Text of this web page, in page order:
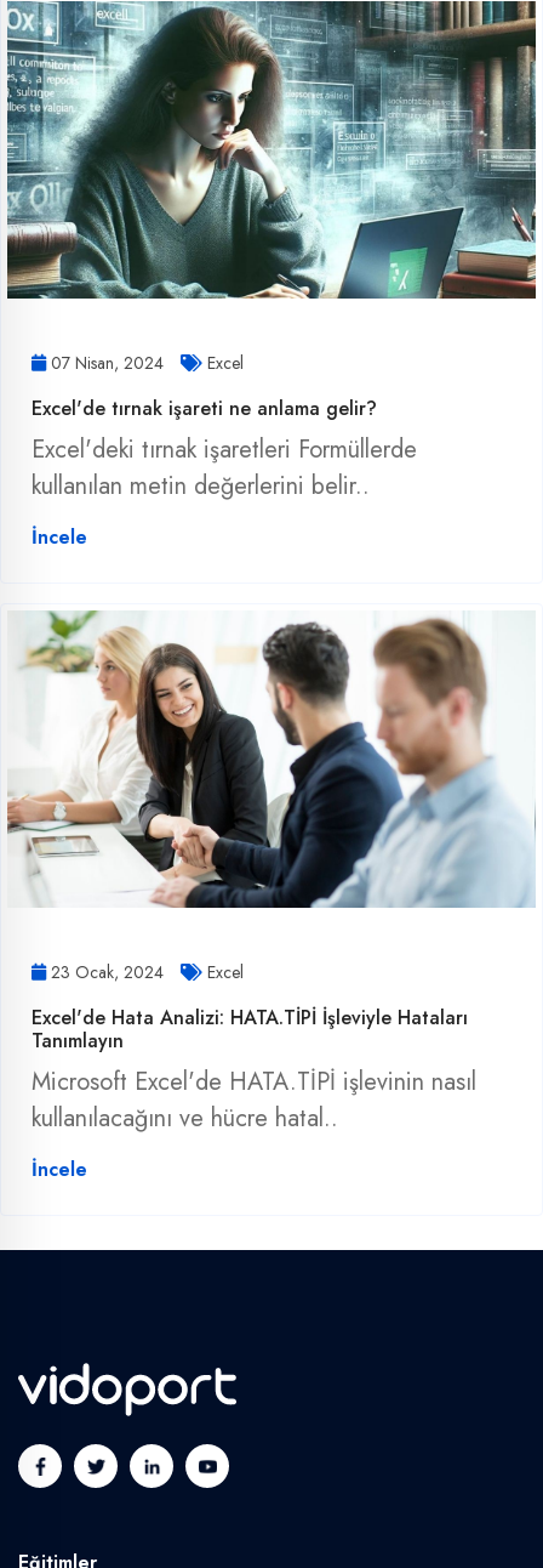
07 Nisan, 2024 Excel
Excel'de tırnak işareti ne anlama gelir?
Excel'deki tırnak işaretleri Formüllerde
kullanılan metin değerlerini belir..
İncele
23 Ocak, 2024 Excel
Excel'de Hata Analizi: HATA.TİPİ İşleviyle Hataları
Tanımlayın
Microsoft Excel'de HATA.TİPİ işlevinin nasıl
kullanılacağını ve hücre hatal..
İncele